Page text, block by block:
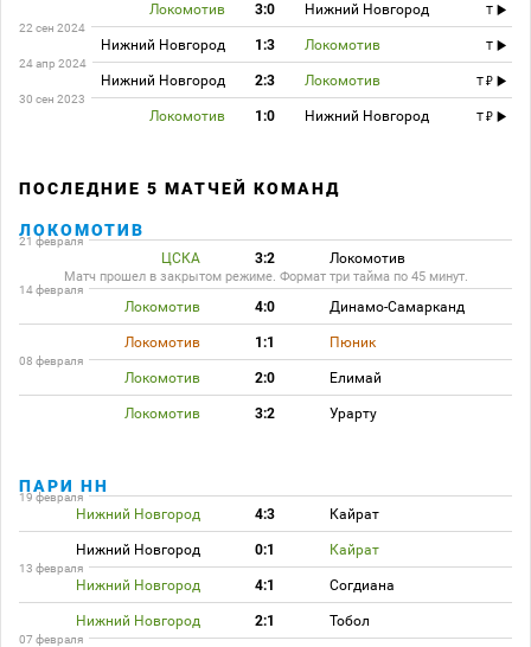
Локомотив 3:0 Нижний Новгород
T
22 сен 2024
Нижний Новгород 1:3 Локомотив
T
24 апр 2024
Нижний Новгород 2:3 Локомотив
T
30 сен 2023
Локомотив 1:0 Нижний Новгород T
ПОСЛЕДНИЕ 5 МАТЧЕЙ КОМАНД
ЛОКОМОТИВ
21 февраля
ЦСКА 3:2 Локомотив
Матч прошел в закрытом режиме. Формат три тайма по 45 минут.
14 февраля
Локомотив 4:0 Динамо-Самарканд
Локомотив 1:1 Пюник
08 февраля
Локомотив 2:0 Елимай
Локомотив 3:2 Урарту
ПАРИ НН
19 февраля
Нижний Новгород 4:3 Кайрат
Нижний Новгород 0:1 Кайрат
13 февраля
Нижний Новгород 4:1 Согдиана
Нижний Новгород 2:1 Тобол
07 февраля